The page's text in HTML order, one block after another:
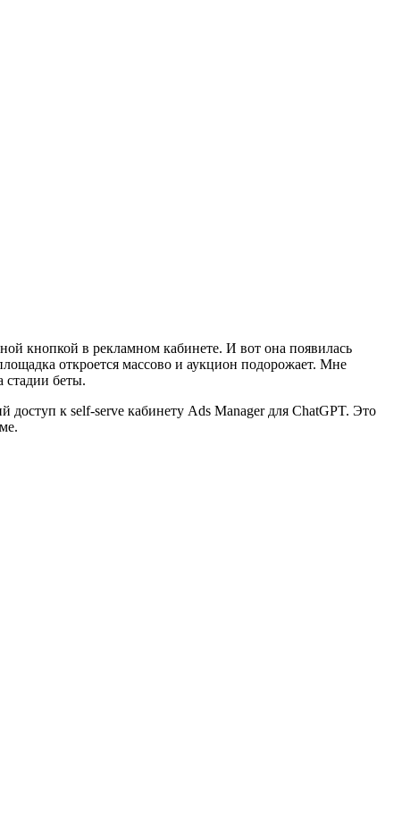
кнопкой в рекламном кабинете. И вот она появилась
откроется массово и аукцион подорожает. Мне
стадии беты.
к self-serve кабинету Ads Manager для ChatGPT. Это